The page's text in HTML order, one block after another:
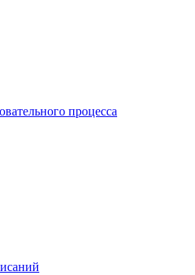
процесса